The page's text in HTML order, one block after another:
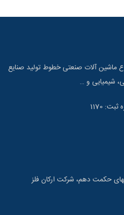
ماشین آلات صنعتی خطوط تولید صنایع
شیمیایی و …
حکمت دهم، شرکت ارکان فلز